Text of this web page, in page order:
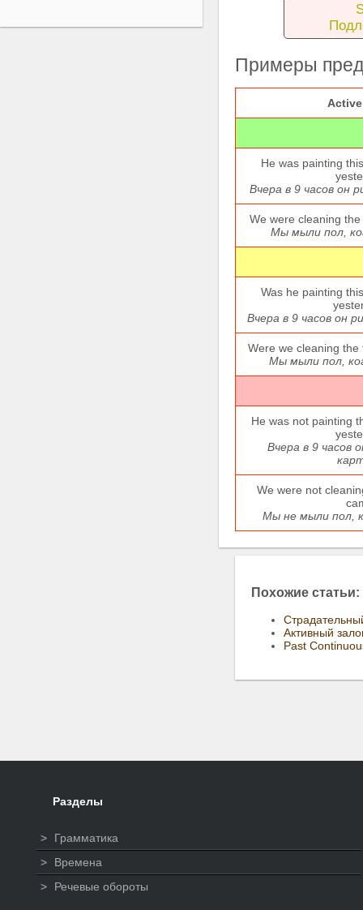
Примеры
He was painting
Вчера в 9 часов он
We were cleaning
Мы мыли пол,
Was he painting
Вчера в 9 часов он
Were we cleaning
Мы мыли пол,
He was not painting
Вчера в 9 часов
We were not
Мы не мыли пол,
Похожие статьи:
Активный
Past
Разделы
>
Грамматика
>
Времена
>
Речевые обороты